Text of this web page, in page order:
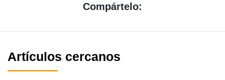
Compártelo:
Artículos cercanos